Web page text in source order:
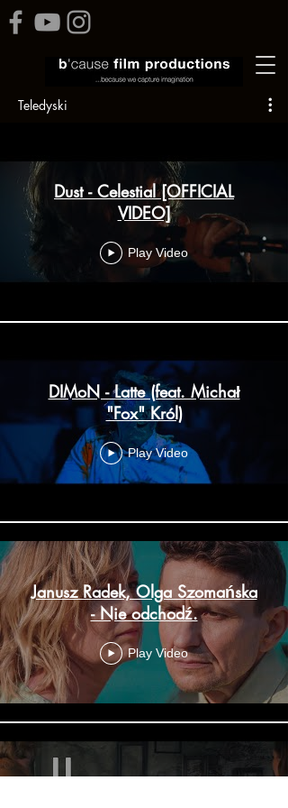
Teledyski
Dust - Celestial [OFFICIAL
VIDEO]
Play Video
DIMoN - Latte (feat. Michał
"Fox" Król)
Play Video
Janusz Radek, Olga Szomańska
- Nie odchodź.
Play Video